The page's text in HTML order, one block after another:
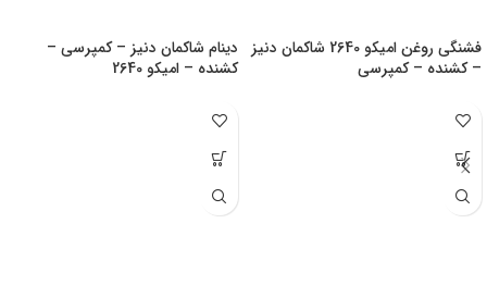
فشنگی روغن امیکو 2640 شاکمان دنیز
– کشنده – کمپرسی
دینام شاکمان دنیز – کمپرسی –
کشنده – امیکو 2640